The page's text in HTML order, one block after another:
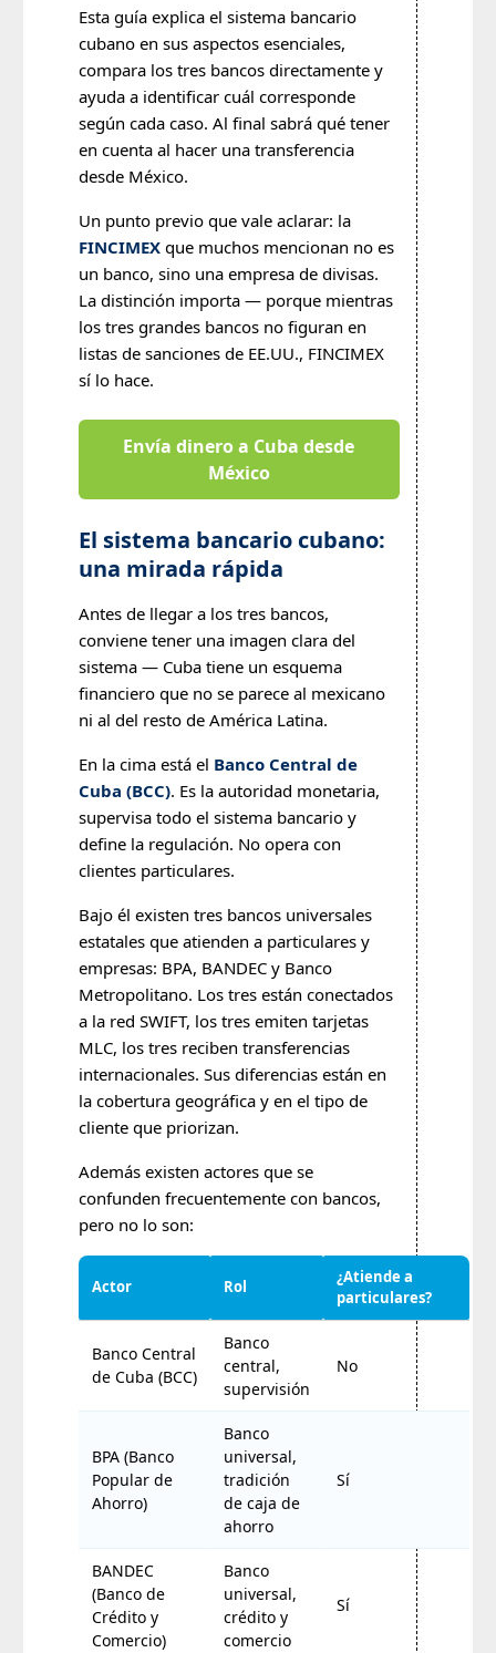
Esta guía explica el sistema bancario
cubano en sus aspectos esenciales,
compara los tres bancos directamente y
ayuda a identificar cuál corresponde
según cada caso. Al final sabrá qué tener
en cuenta al hacer una transferencia
desde México.
Un punto previo que vale aclarar: la
FINCIMEX que muchos mencionan no es
un banco, sino una empresa de divisas.
La distinción importa — porque mientras
los tres grandes bancos no figuran en
listas de sanciones de EE.UU., FINCIMEX
sí lo hace.
Envía dinero a Cuba desde
México
El sistema bancario cubano:
una mirada rápida
Antes de llegar a los tres bancos,
conviene tener una imagen clara del
sistema — Cuba tiene un esquema
financiero que no se parece al mexicano
ni al del resto de América Latina.
En la cima está el Banco Central de
Cuba (BCC). Es la autoridad monetaria,
supervisa todo el sistema bancario y
define la regulación. No opera con
clientes particulares.
Bajo él existen tres bancos universales
estatales que atienden a particulares y
empresas: BPA, BANDEC y Banco
Metropolitano. Los tres están conectados
a la red SWIFT, los tres emiten tarjetas
MLC, los tres reciben transferencias
internacionales. Sus diferencias están en
la cobertura geográfica y en el tipo de
cliente que priorizan.
Además existen actores que se
confunden frecuentemente con bancos,
pero no lo son:
Actor Rol
¿Atiende a
particulares?
Banco Central
de Cuba (BCC)
Banco
central,
supervisión
No
BPA (Banco
Popular de
Ahorro)
Banco
universal,
tradición
de caja de
ahorro
Sí
BANDEC
(Banco de
Crédito y
Comercio)
Banco
universal,
crédito y
comercio
Sí